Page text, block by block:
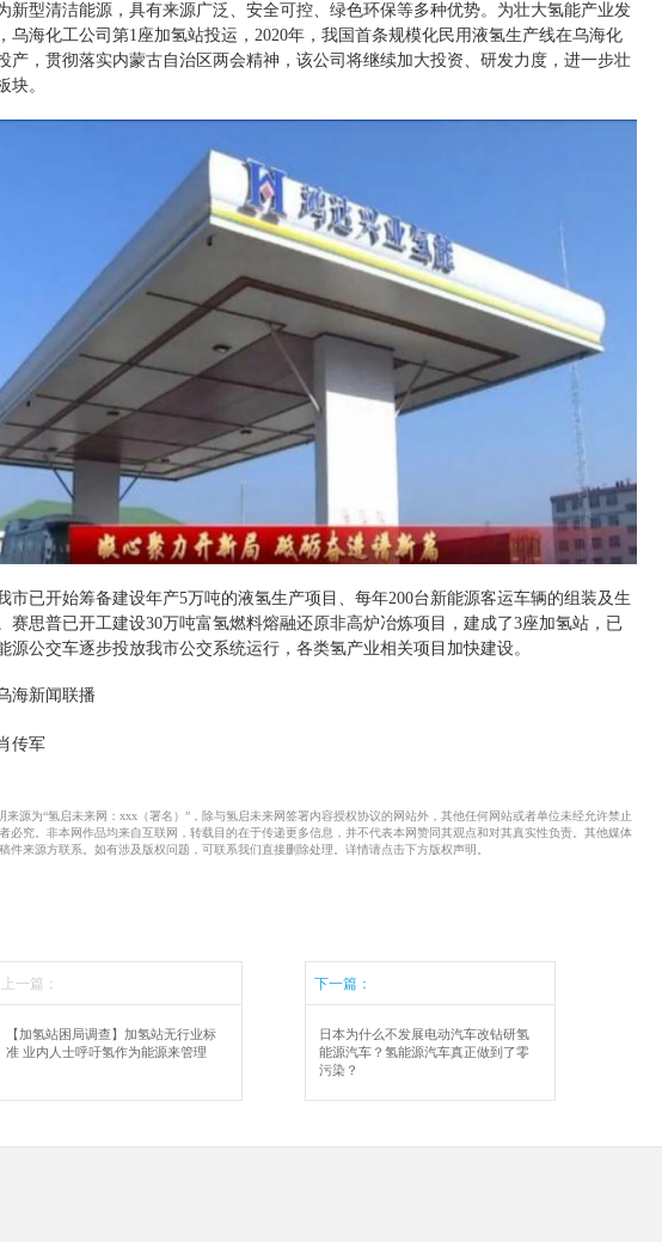
新型清洁能源，具有来源广泛、安全可控、绿色环保等多种优势。为壮大氢能产业发
乌海化工公司第1座加氢站投运，2020年，我国首条规模化民用液氢生产线在乌海化
产，贯彻落实内蒙古自治区两会精神，该公司将继续加大投资、研发力度，进一步壮
块。
市已开始筹备建设年产5万吨的液氢生产项目、每年200台新能源客运车辆的组装及生
赛思普已开工建设30万吨富氢燃料熔融还原非高炉冶炼项目，建成了3座加氢站，已
源公交车逐步投放我市公交系统运行，各类氢产业相关项目加快建设。
海新闻联播
传军
来源为“氢启未来网：xxx（署名）”，除与氢启未来网签署内容授权协议的网站外，其他任何网站或者单位未经允许禁止
必究。非本网作品均来自互联网，转载目的在于传递更多信息，并不代表本网赞同其观点和对其真实性负责。其他媒体
件来源方联系。如有涉及版权问题，可联系我们直接删除处理。详情请点击下方版权声明。
上一篇：
【加氢站困局调查】加氢站无行业标
准 业内人士呼吁氢作为能源来管理
下一篇：
日本为什么不发展电动汽车改钻研氢
能源汽车？氢能源汽车真正做到了零
污染？